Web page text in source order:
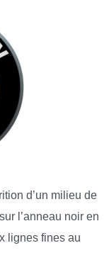
d’un milieu de
l’anneau noir en
lignes fines au